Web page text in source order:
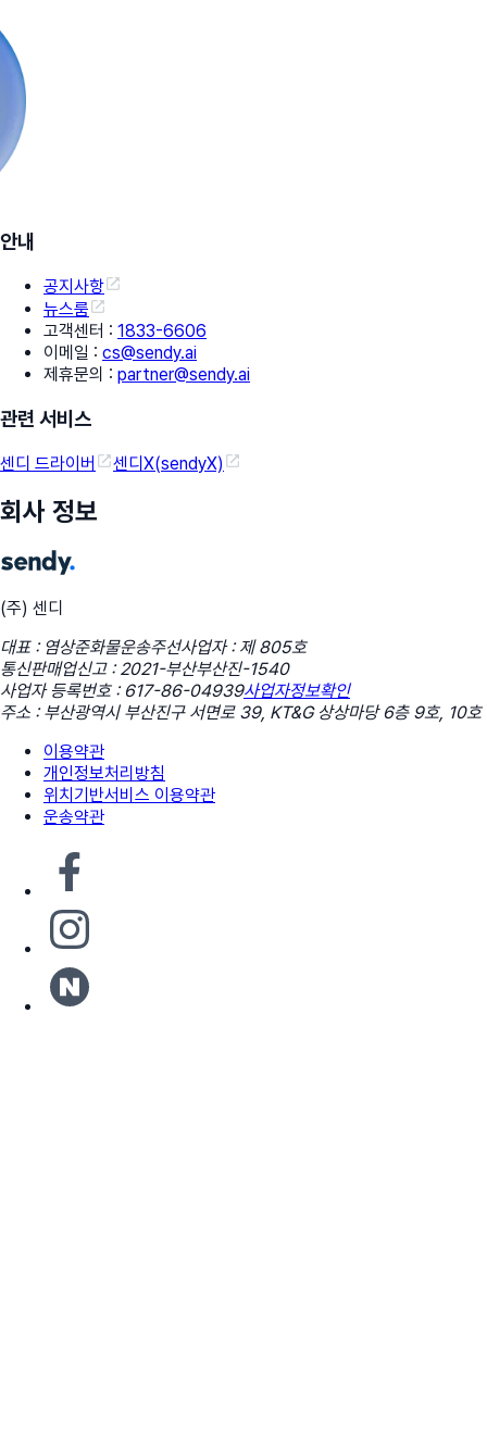
안내
공지사항
뉴스룸
고객센터 : 1833-6606
이메일 : cs@sendy.ai
제휴문의 : partner@sendy.ai
관련 서비스
센디 드라이버 센디X(sendyX)
회사 정보
(주) 센디
대표 : 염상준화물운송주선사업자 : 제 805호
통신판매업신고 : 2021-부산부산진-1540
사업자 등록번호 : 617-86-04939사업자정보확인
주소 : 부산광역시 부산진구 서면로 39, KT&G 상상마당 6층 9호, 10호
이용약관
개인정보처리방침
위치기반서비스 이용약관
운송약관